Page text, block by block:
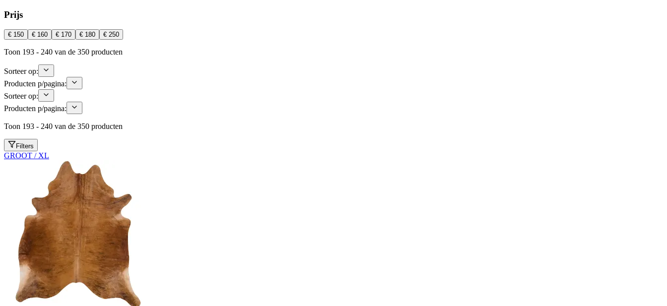
Prijs
€ 150 € 160 € 170 € 180 € 250
Toon 193 - 240 van de 350 producten
Sorteer op:
Producten p/pagina:
Sorteer op:
Producten p/pagina:
Toon 193 - 240 van de 350 producten
Filters
GROOT / XL